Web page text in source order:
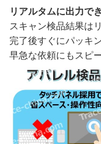
リアルタムに出力で
スキャン検品結果は
完了後すぐにパッキ
早急な依頼にもスピ